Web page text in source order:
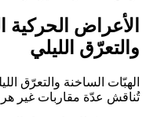
الأعراض الحركية
والتعرّق الليلي
الهبّات الساخنة والتعرّق
تُناقش عدّة مقاربات غير